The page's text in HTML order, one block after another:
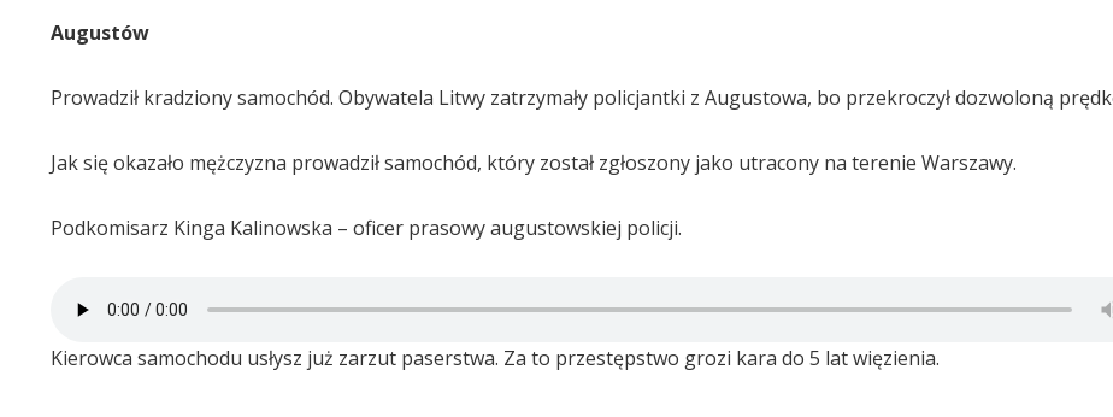
Augustów
Prowadził kradziony samochód. Obywatela Litwy zatrzymały policjantki z Augustowa, bo przekroczył dozwoloną
Jak się okazało mężczyzna prowadził samochód, który został zgłoszony jako utracony na terenie Warszawy.
Podkomisarz Kinga Kalinowska – oficer prasowy augustowskiej policji.
Kierowca samochodu usłysz już zarzut paserstwa. Za to przestępstwo grozi kara do 5 lat więzienia.